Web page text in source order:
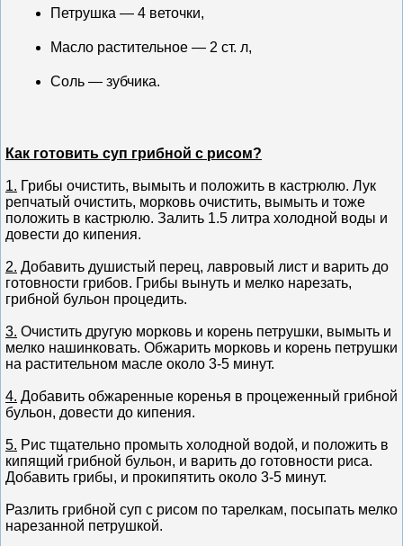
Петрушка — 4 веточки,
Масло растительное — 2 ст. л,
Соль — зубчика.
Как готовить суп грибной с рисом?
1. Грибы очистить, вымыть и положить в кастрюлю. Лук
репчатый очистить, морковь очистить, вымыть и тоже
положить в кастрюлю. Залить 1.5 литра холодной воды и
довести до кипения.
2. Добавить душистый перец, лавровый лист и варить до
готовности грибов. Грибы вынуть и мелко нарезать,
грибной бульон процедить.
3. Очистить другую морковь и корень петрушки, вымыть и
мелко нашинковать. Обжарить морковь и корень петрушки
на растительном масле около 3-5 минут.
4. Добавить обжаренные коренья в процеженный грибной
бульон, довести до кипения.
5. Рис тщательно промыть холодной водой, и положить в
кипящий грибной бульон, и варить до готовности риса.
Добавить грибы, и прокипятить около 3-5 минут.
Разлить грибной суп с рисом по тарелкам, посыпать мелко
нарезанной петрушкой.